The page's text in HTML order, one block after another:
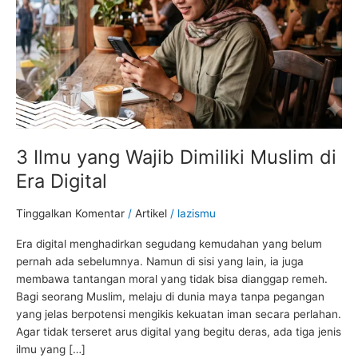
3 Ilmu yang Wajib Dimiliki Muslim di
Era Digital
Tinggalkan Komentar / Artikel / lazismu
Era digital menghadirkan segudang kemudahan yang belum
pernah ada sebelumnya. Namun di sisi yang lain, ia juga
membawa tantangan moral yang tidak bisa dianggap remeh.
Bagi seorang Muslim, melaju di dunia maya tanpa pegangan
yang jelas berpotensi mengikis kekuatan iman secara perlahan.
Agar tidak terseret arus digital yang begitu deras, ada tiga jenis
ilmu yang […]
di
Era
Digital